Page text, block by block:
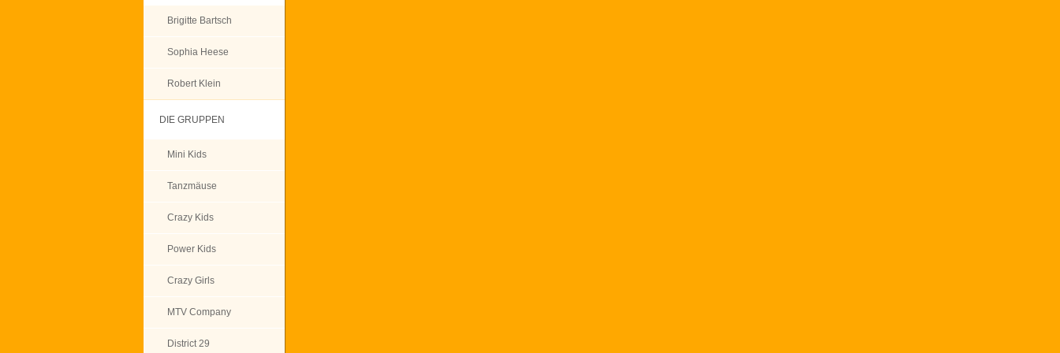
Brigitte Bartsch
Sophia Heese
Robert Klein
DIE GRUPPEN
Mini Kids
Tanzmäuse
Crazy Kids
Power Kids
Crazy Girls
MTV Company
District 29